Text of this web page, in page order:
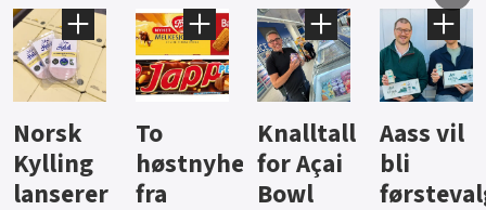
Knalltall
for Açai
Bowl
Aass vil
bli
førstevalg
Brus og
jus fra
Berentsen
Hard
iste fra
Hansa